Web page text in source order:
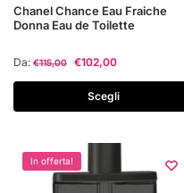
Chanel Chance Eau Fraiche
Donna Eau de Toilette
Da: €115,00 €102,00
Scegli
Questo
prodotto
Le
possono
essere
In offerta!